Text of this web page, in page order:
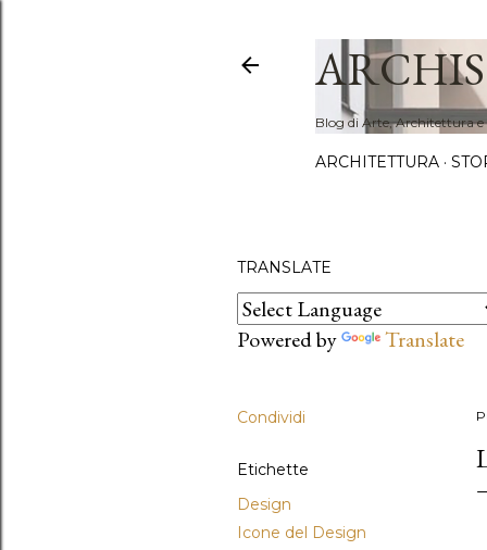
Blog di Arte, Architettura e
ARCHITETTURA
TRANSLATE
Powered by Translate
Condividi
Etichette
Design
Icone del Design